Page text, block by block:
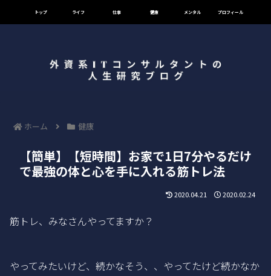
トップ ライフ 仕事 健康 メンタル プロフィール
ホーム 健康
【簡単】【短時間】お家で1日7分やるだけ
で最強の体と心を手に入れる筋トレ法
2020.04.21 2020.02.24
筋トレ、みなさんやってますか？
やってみたいけど、続かなそう、、やってたけど続かなか